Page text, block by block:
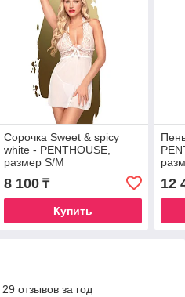
Сорочка Sweet & spicy
white - PENTHOUSE,
размер S/M
8 100₸
Купить
12
отзывов за год